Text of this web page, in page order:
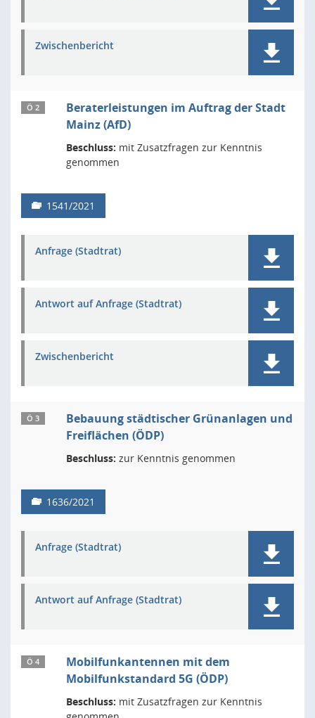
Zwischenbericht
Ö 2
Beraterleistungen im Auftrag der Stadt
Mainz (AfD)
Beschluss: mit Zusatzfragen zur Kenntnis
genommen
1541/2021
Anfrage (Stadtrat)
Antwort auf Anfrage (Stadtrat)
Zwischenbericht
Ö 3
Bebauung städtischer Grünanlagen und
Freiflächen (ÖDP)
Beschluss: zur Kenntnis genommen
1636/2021
Anfrage (Stadtrat)
Antwort auf Anfrage (Stadtrat)
Ö 4
Mobilfunkantennen mit dem
Mobilfunkstandard 5G (ÖDP)
Beschluss: mit Zusatzfragen zur Kenntnis